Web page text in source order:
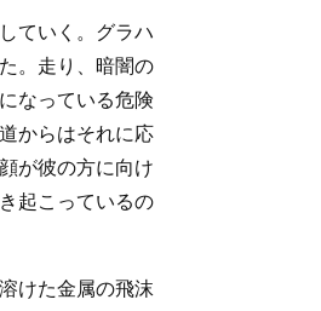
ていく。グラハ
。走り、暗闇の
なっている危険
からはそれに応
が彼の方に向け
起こっているの
けた金属の飛沫